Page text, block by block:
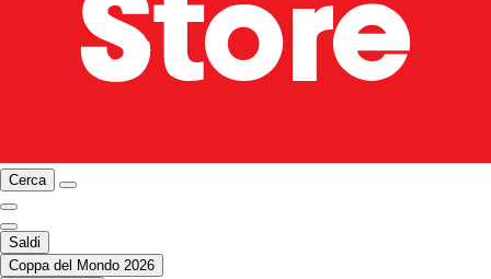
Cerca
Saldi
Coppa del Mondo 2026